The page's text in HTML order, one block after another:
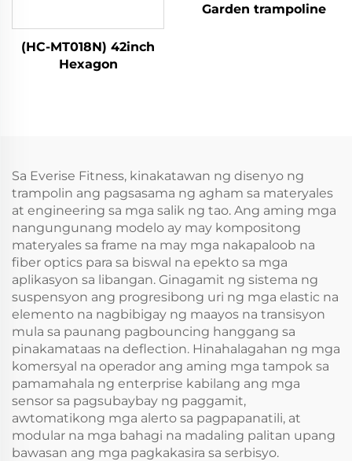
(HC-MT018N) 42inch
Hexagon
Garden trampoline
Sa Everise Fitness, kinakatawan ng disenyo ng
trampolin ang pagsasama ng agham sa materyales
at engineering sa mga salik ng tao. Ang aming mga
nangungunang modelo ay may kompositong
materyales sa frame na may mga nakapaloob na
fiber optics para sa biswal na epekto sa mga
aplikasyon sa libangan. Ginagamit ng sistema ng
suspensyon ang progresibong uri ng mga elastic na
elemento na nagbibigay ng maayos na transisyon
mula sa paunang pagbouncing hanggang sa
pinakamataas na deflection. Hinahalagahan ng mga
komersyal na operador ang aming mga tampok sa
pamamahala ng enterprise kabilang ang mga
sensor sa pagsubaybay ng paggamit,
awtomatikong mga alerto sa pagpapanatili, at
modular na mga bahagi na madaling palitan upang
bawasan ang mga pagkakasira sa serbisyo.